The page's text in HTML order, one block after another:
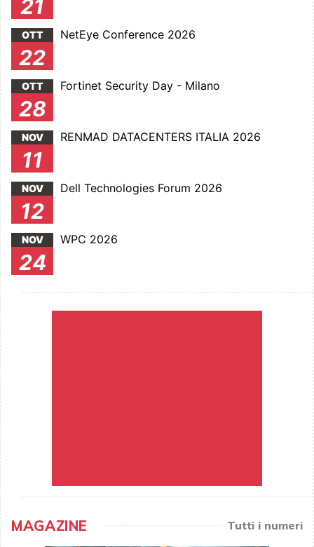
21
OTT
22
NetEye Conference 2026
OTT
28
Fortinet Security Day - Milano
NOV
11
RENMAD DATACENTERS ITALIA 2026
NOV
12
Dell Technologies Forum 2026
NOV
24
WPC 2026
MAGAZINE Tutti i numeri